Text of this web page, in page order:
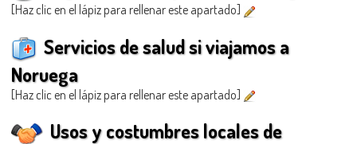
[Haz clic en el lápiz para rellenar este apartado]
Servicios de salud si viajamos a
Noruega
[Haz clic en el lápiz para rellenar este apartado]
Usos y costumbres locales de